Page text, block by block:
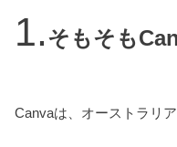
そもそも
Canvaは、オーストラリ